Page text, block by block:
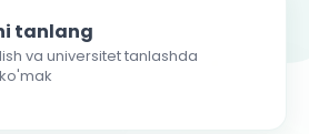
tanlang
va universitet tanlashda